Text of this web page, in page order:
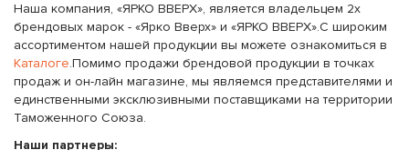
Наша компания, «ЯРКО ВВЕРХ», является владельцем 2х
брендовых марок - «Ярко Вверх» и «ЯРКО ВВЕРХ».С широким
ассортиментом нашей продукции вы можете ознакомиться в
Каталоге.Помимо продажи брендовой продукции в точках
продаж и он-лайн магазине, мы являемся представителями и
единственными эксклюзивными поставщиками на территории
Таможенного Союза.
Наши партнеры: